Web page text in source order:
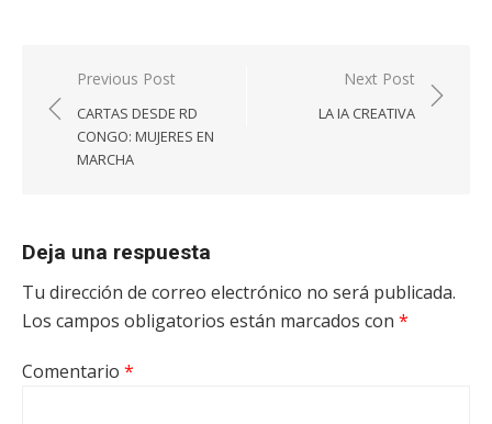
Navegación
de
entradas
Previous Post
CARTAS DESDE RD
CONGO: MUJERES EN
MARCHA
Next Post
LA IA CREATIVA
Deja una respuesta
Tu dirección de correo electrónico no será publicada.
Los campos obligatorios están marcados con *
Comentario *